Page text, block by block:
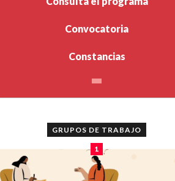
Convocatoria
Constancias
GRUPOS DE TRABAJO
1